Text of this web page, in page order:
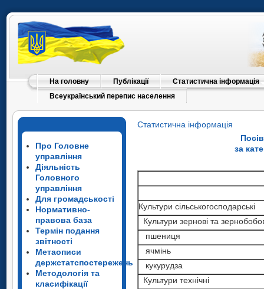
На головну Публікації
Статистична інформація
Всеукраїнський перепис населення
Про Головне
управління
Діяльність
Головного
управління
Для громадськості
Нормативно-
правова база
Термін подання
звітності
Метаописи
держстатспостережень
Методологія та
класифікації
Статистична інформація
за
Культури сільськогосподарські
Культури зернові та
пшениця
ячмінь
кукурудза
Культури технічні